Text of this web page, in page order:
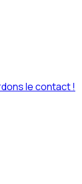
le contact !